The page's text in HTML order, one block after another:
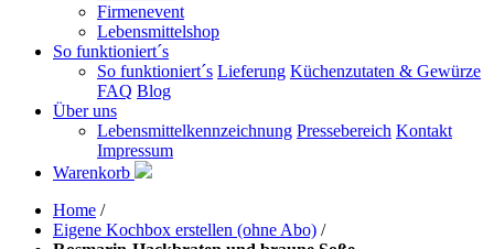
Firmenevent
Lebensmittelshop
So funktioniert´s
So funktioniert´s Lieferung Küchenzutaten & Gewürze
FAQ Blog
Über uns
Lebensmittelkennzeichnung Pressebereich Kontakt
Impressum
Warenkorb
Home /
Eigene Kochbox erstellen (ohne Abo) /